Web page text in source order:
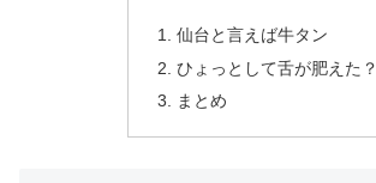
仙台と言えば牛タン
ひょっとして舌が肥えた？
まとめ